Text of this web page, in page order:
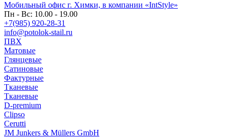
Мобильный офис г. Химки, в компании «IntStyle»
Пн - Вс: 10.00 - 19.00
+7(985) 920-28-31
info@potolok-stail.ru
ПВХ
Матовые
Глянцевые
Сатиновые
Фактурные
Тканевые
Тканевые
D-premium
Clipso
Cerutti
JM Junkers & Müllers GmbH